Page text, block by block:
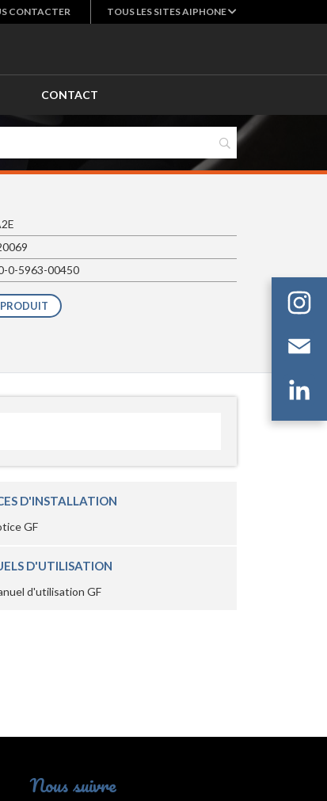
CONTACTER TOUS LES SITES AIPHONE
CONTACT
0-5963-00450
D'INSTALLATION
GF
D'UTILISATION
d'utilisation GF
Nous suivre